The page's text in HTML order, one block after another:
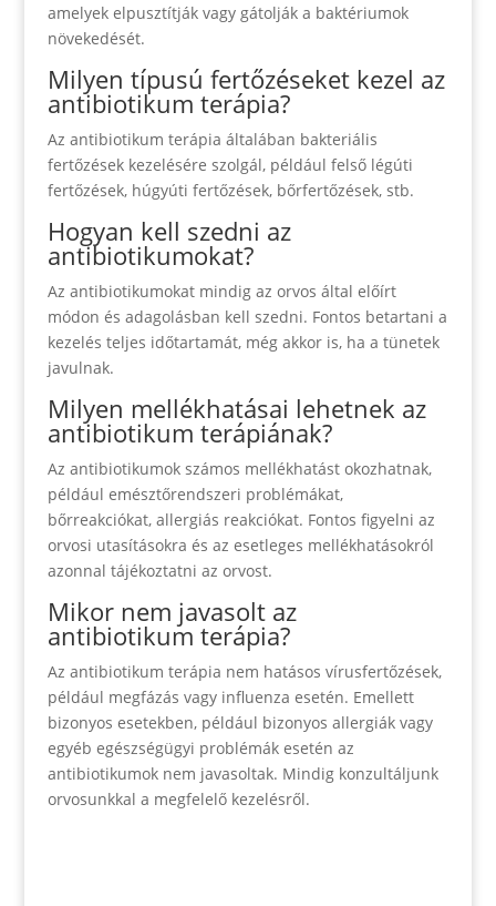
amelyek elpusztítják vagy gátolják a baktériumok
növekedését.
Milyen típusú fertőzéseket kezel az
antibiotikum terápia?
Az antibiotikum terápia általában bakteriális
fertőzések kezelésére szolgál, például felső légúti
fertőzések, húgyúti fertőzések, bőrfertőzések, stb.
Hogyan kell szedni az
antibiotikumokat?
Az antibiotikumokat mindig az orvos által előírt
módon és adagolásban kell szedni. Fontos betartani a
kezelés teljes időtartamát, még akkor is, ha a tünetek
javulnak.
Milyen mellékhatásai lehetnek az
antibiotikum terápiának?
Az antibiotikumok számos mellékhatást okozhatnak,
például emésztőrendszeri problémákat,
bőrreakciókat, allergiás reakciókat. Fontos figyelni az
orvosi utasításokra és az esetleges mellékhatásokról
azonnal tájékoztatni az orvost.
Mikor nem javasolt az
antibiotikum terápia?
Az antibiotikum terápia nem hatásos vírusfertőzések,
például megfázás vagy influenza esetén. Emellett
bizonyos esetekben, például bizonyos allergiák vagy
egyéb egészségügyi problémák esetén az
antibiotikumok nem javasoltak. Mindig konzultáljunk
orvosunkkal a megfelelő kezelésről.